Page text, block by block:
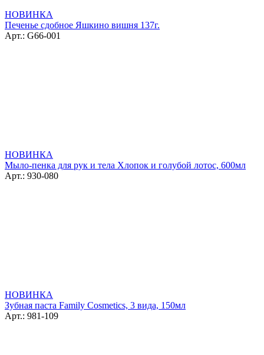
НОВИНКА
Печенье сдобное Яшкино вишня 137г.
Арт.: G66-001
НОВИНКА
Мыло-пенка для рук и тела Хлопок и голубой лотос, 600мл
Арт.: 930-080
НОВИНКА
Зубная паста Family Cosmetics, 3 вида, 150мл
Арт.: 981-109